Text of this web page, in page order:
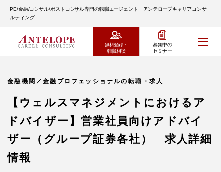
PE/金融/コンサル/ポストコンサル専門の転職エージェント アンテロープキャリアコンサ
ルティング
無料登録・
転職相談
募集中の
セミナー
金融機関／金融プロフェッショナルの転職・求人
【ウェルスマネジメントにおけるア
ドバイザー】営業社員向けアドバイ
ザー（グループ証券各社） 求人詳細
情報